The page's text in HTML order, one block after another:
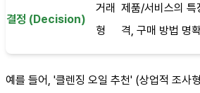
결정 (Decision)
거래
형
제품/서비스의 특
격, 구매 방법 명
예를 들어, '클렌징 오일 추천' (상업적 조사